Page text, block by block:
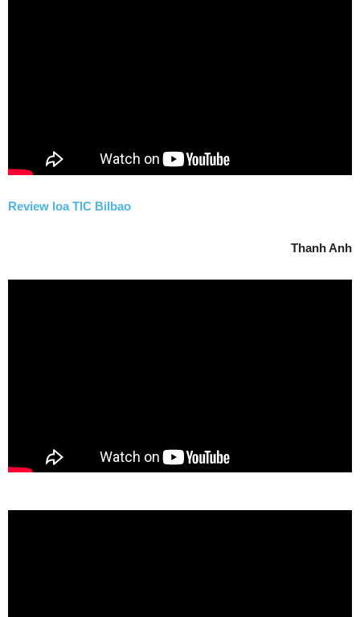
Review loa TIC Bilbao
Thanh Anh